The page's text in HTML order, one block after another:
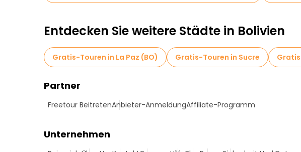
Entdecken Sie weitere Städte in Bolivien
Gratis-Touren in La Paz (BO) Gratis-Touren in Sucre
Partner
Freetour BeitretenAnbieter-AnmeldungAffiliate-Programm
Unternehmen